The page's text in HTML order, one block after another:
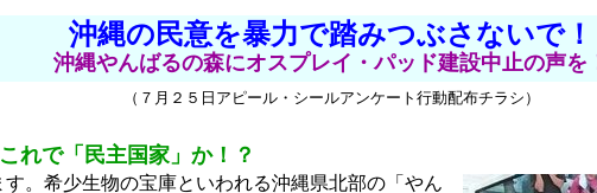
沖縄の民意を暴力で踏みつぶさないで！
沖縄やんばるの森にオスプレイ・パッド建設中止の声を
（７月２５日アピール・シールアンケート行動配布チラシ）
れで「民主国家」か！？
。希少生物の宝庫といわれる沖縄県北部の「やん